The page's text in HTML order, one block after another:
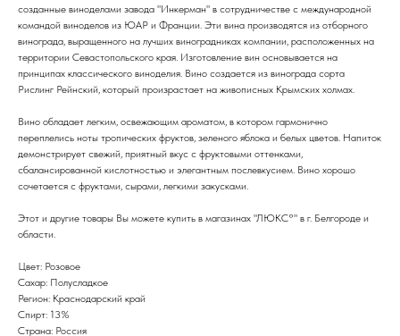
созданные виноделами завода "Инкерман" в сотрудничестве с международной
командой виноделов из ЮАР и Франции. Эти вина производятся из отборного
винограда, выращенного на лучших виноградниках компании, расположенных на
территории Севастопольского края. Изготовление вин основывается на
принципах классического виноделия. Вино создается из винограда сорта
Рислинг Рейнский, который произрастает на живописных Крымских холмах.
Вино обладает легким, освежающим ароматом, в котором гармонично
переплелись ноты тропических фруктов, зеленого яблока и белых цветов. Напиток
демонстрирует свежий, приятный вкус с фруктовыми оттенками,
сбалансированной кислотностью и элегантным послевкусием. Вино хорошо
сочетается с фруктами, сырами, легкими закусками.
Этот и другие товары Вы можете купить в магазинах "ЛЮКС°" в г. Белгороде и
области.
Цвет: Розовое
Сахар: Полусладкое
Регион: Краснодарский край
Спирт: 13%
Страна: Россия